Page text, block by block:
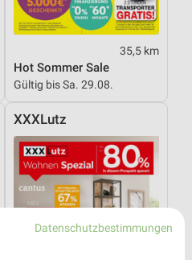
35,5 km
Hot Sommer Sale
Gültig bis Sa. 29.08.
XXXLutz
Datenschutzbestimmungen